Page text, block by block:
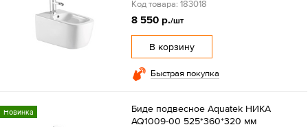
Код товара: 183018
8 550 р./шт
В корзину
Быстрая покупка
Новинка
Биде подвесное Aquatek НИКА
AQ1009-00 525*360*320 мм